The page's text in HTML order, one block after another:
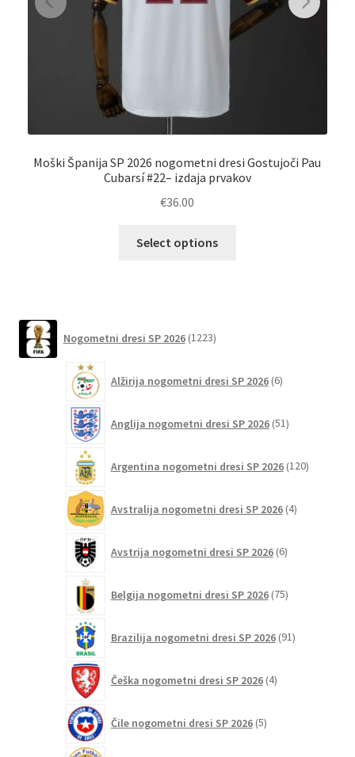
Moški Španija SP 2026 nogometni dresi Gostujoči Pau
Cubarsí #22– izdaja prvakov
€36.00
Select options
na
izdelka
Nogometni dresi SP 2026 1223izdelkov
Alžirija nogometni dresi SP 2026 6izdelkov
Anglija nogometni dresi SP 2026 51izdelkov
Argentina nogometni dresi SP 2026 120izdelkov
Avstralija nogometni dresi SP 2026 4izdelki
Avstrija nogometni dresi SP 2026 6izdelkov
Belgija nogometni dresi SP 2026 75izdelkov
Brazilija nogometni dresi SP 2026 91izdelkov
Češka nogometni dresi SP 2026 4izdelki
Čile nogometni dresi SP 2026 5izdelkov